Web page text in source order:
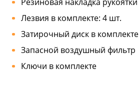
Лезвия в комплекте: 4 шт.
Затирочный диск в комплекте
Запасной воздушный фильтр
Ключи в комплекте